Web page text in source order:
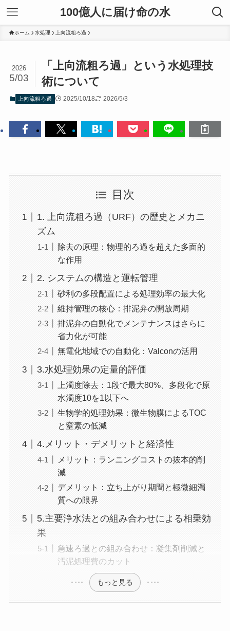
100億人に届け命の水
ホーム 水処理 上向流粗ろ過
「上向流粗ろ過」という水処理技
術について
2026
5/03
上向流粗ろ過 2025/10/18 2026/5/3
目次
1. 上向流粗ろ過（URF）の歴史とメカニ
ズム
除去の原理：物理的ろ過を超えた多面的
な作用
2. システムの構造と運転管理
砂利の多段配置による処理効率の最大化
維持管理の核心：排泥弁の開放周期
排泥弁の自動化でメンテナンスはさらに
省力化が可能
無電化地域での自動化：Valconの活用
3.水処理効果の定量的評価
上濁度除去：1段で最大80%、多段化で原
水濁度10を1以下へ
生物学的処理効果：微生物膜によるTOC
と窒素の低減
4.メリット・デメリットと経済性
メリット：ランニングコストの抜本的削
減
デメリット：立ち上がり期間と極微細濁
質への限界
5.主要浄水法との組み合わせによる相乗効
果
急速ろ過との組み合わせ：凝集剤削減と
汚泥処理費のカット
もっと見る